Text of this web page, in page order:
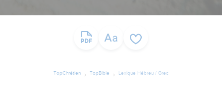
TopChrétien TopBible Lexique Hébreu / Grec